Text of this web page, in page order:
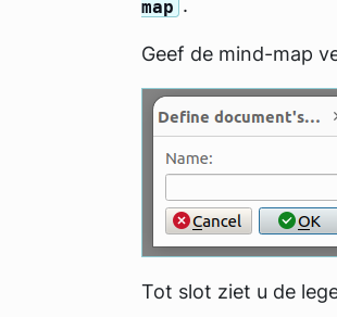
map .
Geef de mind-map
Tot slot ziet u de